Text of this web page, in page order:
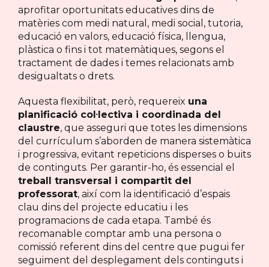
aprofitar oportunitats educatives dins de
matèries com medi natural, medi social, tutoria,
educació en valors, educació física, llengua,
plàstica o fins i tot matemàtiques, segons el
tractament de dades i temes relacionats amb
desigualtats o drets.
Aquesta flexibilitat, però, requereix una
planificació col·lectiva i coordinada del
claustre, que asseguri que totes les dimensions
del currículum s’aborden de manera sistemàtica
i progressiva, evitant repeticions disperses o buits
de continguts. Per garantir-ho, és essencial el
treball transversal i compartit del
professorat, així com la identificació d’espais
clau dins del projecte educatiu i les
programacions de cada etapa. També és
recomanable comptar amb una persona o
comissió referent dins del centre que pugui fer
seguiment del desplegament dels continguts i